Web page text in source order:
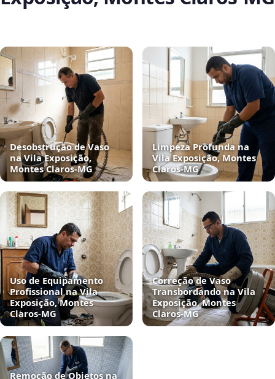
Desobstrução de Vaso
na Vila Exposição,
Montes Claros‑MG
Limpeza Profunda na
Vila Exposição, Montes
Claros‑MG
Uso de Equipamento
Profissional na Vila
Exposição, Montes
Claros‑MG
Correção de Vaso
Transbordando na Vila
Exposição, Montes
Claros‑MG
Remoção de Objetos na